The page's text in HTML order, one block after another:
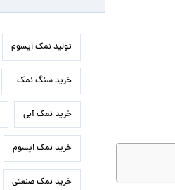
تولید نمک اپسوم
خرید سنگ نمک
خرید نمک آبی
خرید نمک اپسوم
خرید نمک صنعتی